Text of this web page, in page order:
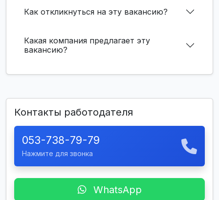
Как откликнуться на эту вакансию?
Какая компания предлагает эту
вакансию?
Контакты работодателя
053-738-79-79
Нажмите для звонка
WhatsApp